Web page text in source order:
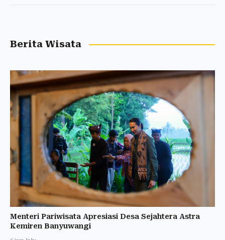
Berita Wisata
Menteri Pariwisata Apresiasi Desa Sejahtera Astra
Kemiren Banyuwangi